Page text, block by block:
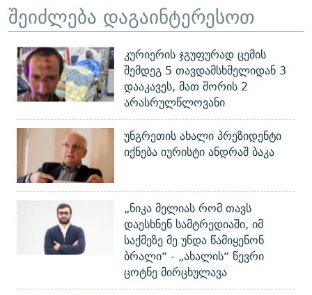
შეიძლება დაგაინტერესოთ
კურიერის ჯგუფურად ცემის
შემდეგ 5 თავდამსხმელიდან 3
დააკავეს, მათ შორის 2
არასრულწლოვანი
უნგრეთის ახალი პრეზიდენტი
იქნება იურისტი ანდრაშ ბაკა
„ნიკა მელიას რომ თავს
დაესხნენ სამტრედიაში, იმ
საქმეზე მე უნდა წამიყენონ
ბრალი“ - „ახალის“ წევრი
ცოტნე მირცხულავა